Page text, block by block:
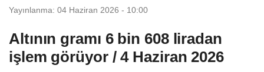
Yayınlanma: 04 Haziran 2026 - 10:00
Altının gramı 6 bin 608 liradan
işlem görüyor / 4 Haziran 2026